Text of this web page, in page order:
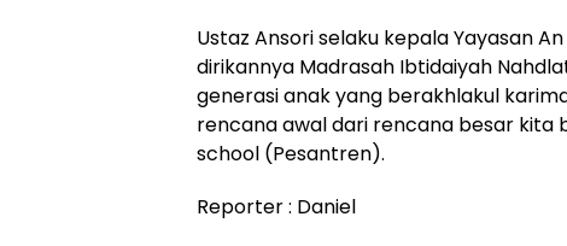
Ustaz Ansori selaku kepala Yayasan
dirikannya Madrasah Ibtidaiyah
generasi anak yang berakhlakul
rencana awal dari rencana besar kita
school (Pesantren).
Reporter : Daniel